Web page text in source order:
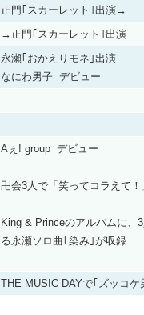
正門｢スカーレット｣出演→
→正門｢スカーレット｣出演
永瀬｢おかえりモネ｣出演
なにわ男子 デビュー
Aぇ! group デビュー
卍会3人で「笑ってコラえて
King & Princeのアルバムに、
る永瀬ソロ曲｢染み｣が収録
THE MUSIC DAYで｢ズッコケ